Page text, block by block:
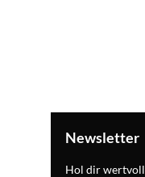
Newsletter
Hol dir